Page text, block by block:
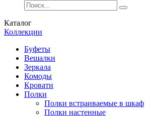
Каталог
Коллекции
Буфеты
Вешалки
Зеркала
Комоды
Кровати
Полки
Полки встраиваемые в шкаф
Полки настенные